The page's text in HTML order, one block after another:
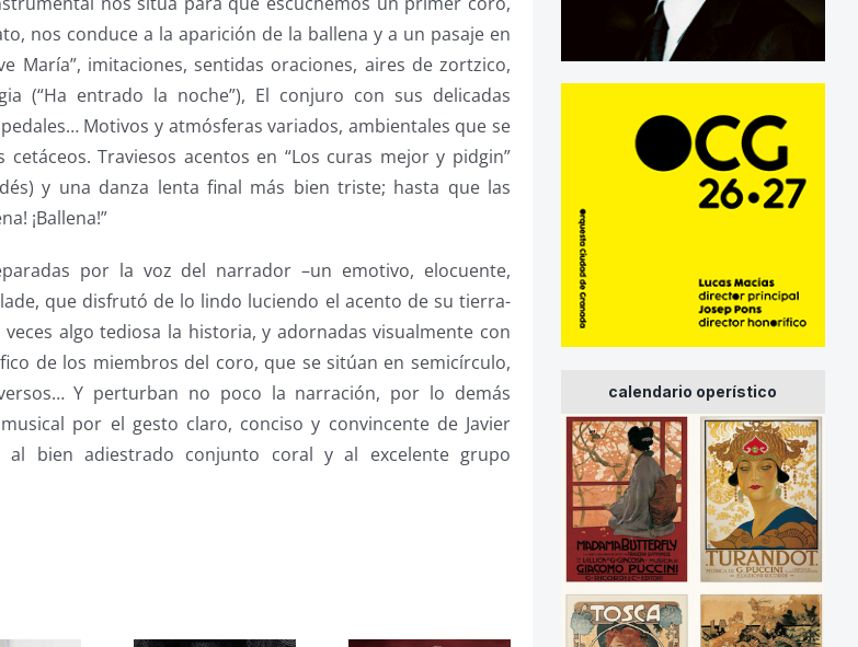
nos conduce a la aparición de la ballena y a un pasaje en
María”, imitaciones, sentidas oraciones, aires de zortzico,
(“Ha entrado la noche”), El conjuro con sus delicadas
Motivos y atmósferas variados, ambientales que se
Traviesos acentos en “Los curas mejor y pidgin”
y una danza lenta final más bien triste; hasta que las
¡Ballena!”
por la voz del narrador –un emotivo, elocuente,
que disfrutó de lo lindo luciendo el acento de su tierra-
algo tediosa la historia, y adornadas visualmente con
de los miembros del coro, que se sitúan en semicírculo,
Y perturban no poco la narración, por lo demás
por el gesto claro, conciso y convincente de Javier
bien adiestrado conjunto coral y al excelente grupo
calendario operístico